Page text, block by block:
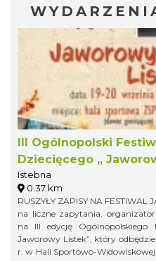
III Ogólnopolski
Dziecięcego „
Istebna
0.37 km
RUSZYŁY ZAPISY NA FESTIWAL
na liczne zapytania,
na III edycję Ogólnopolskiego
Jaworowy Listek”, który
r. w Hali Sportowo-Widowiskowej ZSP Istebna